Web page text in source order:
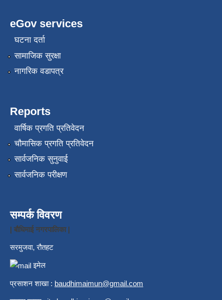
eGov services
घटना दर्ता
सामाजिक सुरक्षा
नागरिक वडापत्र
Reports
वार्षिक प्रगति प्रतिवेदन
चौमासिक प्रगति प्रतिवेदन
सार्वजनिक सुनुवाई
सार्वजनिक परीक्षण
सम्पर्क विवरण
| बौधिमाई नगरपालिका |
सरमुजवा, रौतहट
इमेल
प्रसाशन शाखा : baudhimaimun@gmail.com